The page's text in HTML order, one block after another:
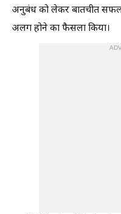
अनुबंध को लेकर बातचीत
अलग होने का फैसला किया।